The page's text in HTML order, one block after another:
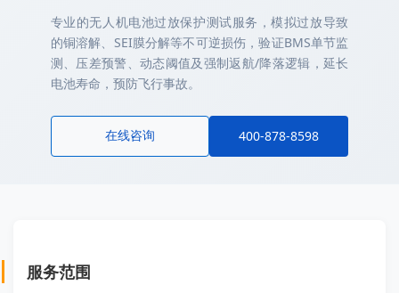
专业的无人机电池过放保护测试服务，模拟过放导致
的铜溶解、SEI膜分解等不可逆损伤，验证BMS单节监
测、压差预警、动态阈值及强制返航/降落逻辑，延长
电池寿命，预防飞行事故。
在线咨询 400-878-8598
服务范围